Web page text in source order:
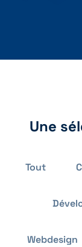
Une
Tout
Webdesign